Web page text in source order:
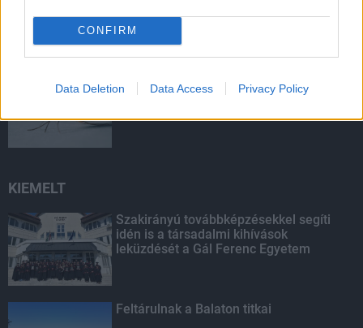
CONFIRM
Data Deletion Data Access Privacy Policy
leküzdését a Gál Ferenc Egyetem
A lakosságra is fontos szerep hárul a
szúnyoginvázió elkerülésében
KIEMELT
Szakirányú továbbképzésekkel segíti
idén is a társadalmi kihívások
leküzdését a Gál Ferenc Egyetem
Feltárulnak a Balaton titkai